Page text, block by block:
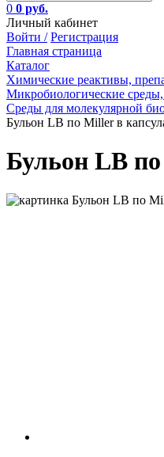
0 0 руб.
Личный кабинет
Войти / Регистрация
Главная страница
Каталог
Химические реактивы,
Микробиологические
Среды для молекулярной
Бульон LB по Miller в
Бульон LB